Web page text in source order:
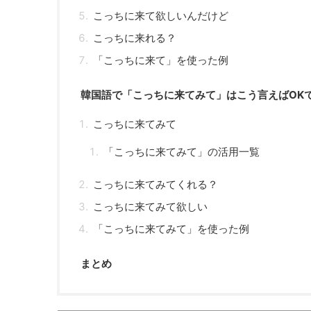
こっちに来て欲しいんだけど
こっちに来れる？
「こっちに来て」を使った例
韓国語で「こっちに来てみて」はこう言えばOK
こっちに来てみて
「こっちに来てみて」の活用一覧
こっちに来てみてくれる？
こっちに来てみて欲しい
「こっちに来てみて」を使った例
まとめ